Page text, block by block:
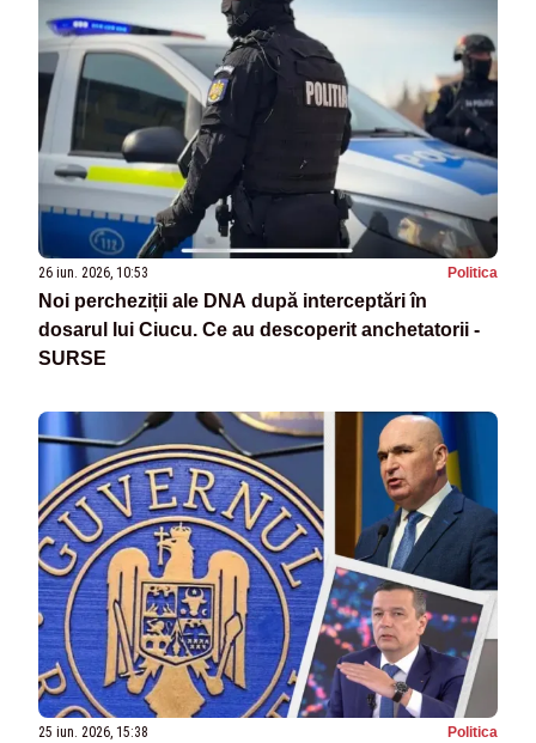
26 iun. 2026, 10:53 Politica
Noi percheziții ale DNA după interceptări în
dosarul lui Ciucu. Ce au descoperit anchetatorii -
SURSE
25 iun. 2026, 15:38 Politica